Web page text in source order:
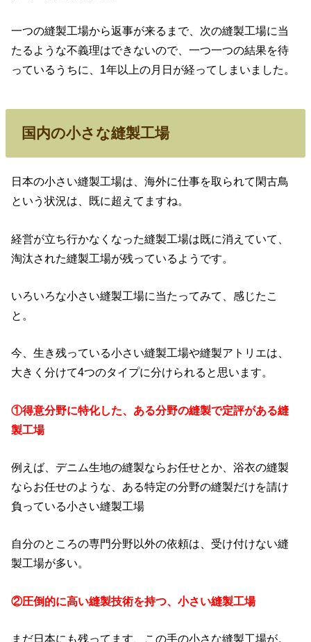
一つの縫製工場から返事が来るまで、次の縫製工場に当
たるような不義理はできないので、一つ一つの結果を待
っているうちに、1年以上の月日が経ってしまいました。
国内の小さな縫製工場
日本の小さい縫製工場は、海外に仕事を取られて閑古鳥
という状況は、既に超えてますね。
経営が立ち行かなくなった縫製工場は既に消えていて、
淘汰された縫製工場が残っているようです。
いろいろな小さい縫製工場に当たってみて、感じたこ
と。
今、生き残っている小さい縫製工場や縫製アトリエは、
大きく分けて4つのタイプに分けられると思います。
①得意分野に特化した、ある分野の縫製で定評がある縫
製工場
例えば、デニム生地の縫製ならお任せとか、浴衣の縫製
ならお任せのような、ある特定の分野の縫製だけを請け
負っている小さい縫製工場
自分のところの専門分野以外の依頼は、受け付けない縫
製工場が多い。
②圧倒的に高い縫製技術を持つ、小さい縫製工場
まだ日本にも残ってます、この手の小さな縫製工場が。